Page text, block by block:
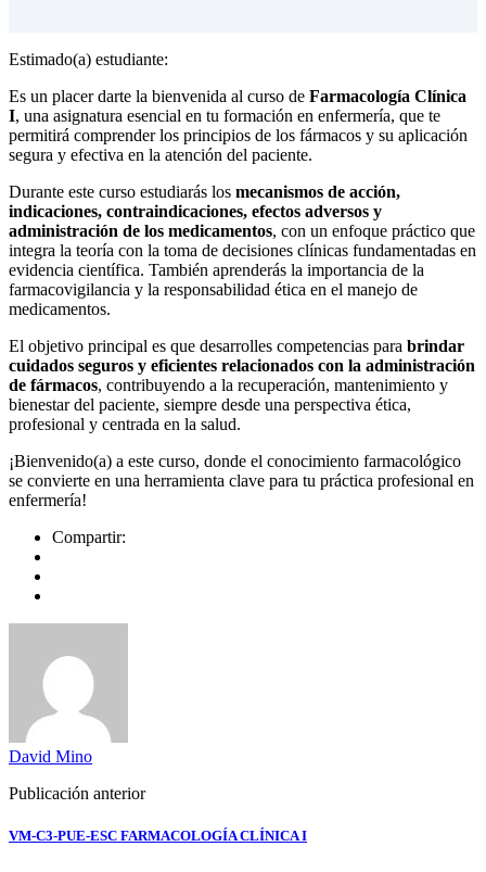
Estimado(a) estudiante:
Es un placer darte la bienvenida al curso de Farmacología Clínica
I, una asignatura esencial en tu formación en enfermería, que te
permitirá comprender los principios de los fármacos y su aplicación
segura y efectiva en la atención del paciente.
Durante este curso estudiarás los mecanismos de acción,
indicaciones, contraindicaciones, efectos adversos y
administración de los medicamentos, con un enfoque práctico que
integra la teoría con la toma de decisiones clínicas fundamentadas en
evidencia científica. También aprenderás la importancia de la
farmacovigilancia y la responsabilidad ética en el manejo de
medicamentos.
El objetivo principal es que desarrolles competencias para brindar
cuidados seguros y eficientes relacionados con la administración
de fármacos, contribuyendo a la recuperación, mantenimiento y
bienestar del paciente, siempre desde una perspectiva ética,
profesional y centrada en la salud.
¡Bienvenido(a) a este curso, donde el conocimiento farmacológico
se convierte en una herramienta clave para tu práctica profesional en
enfermería!
Compartir:
David Mino
Publicación anterior
VM-C3-PUE-ESC FARMACOLOGÍA CLÍNICA I